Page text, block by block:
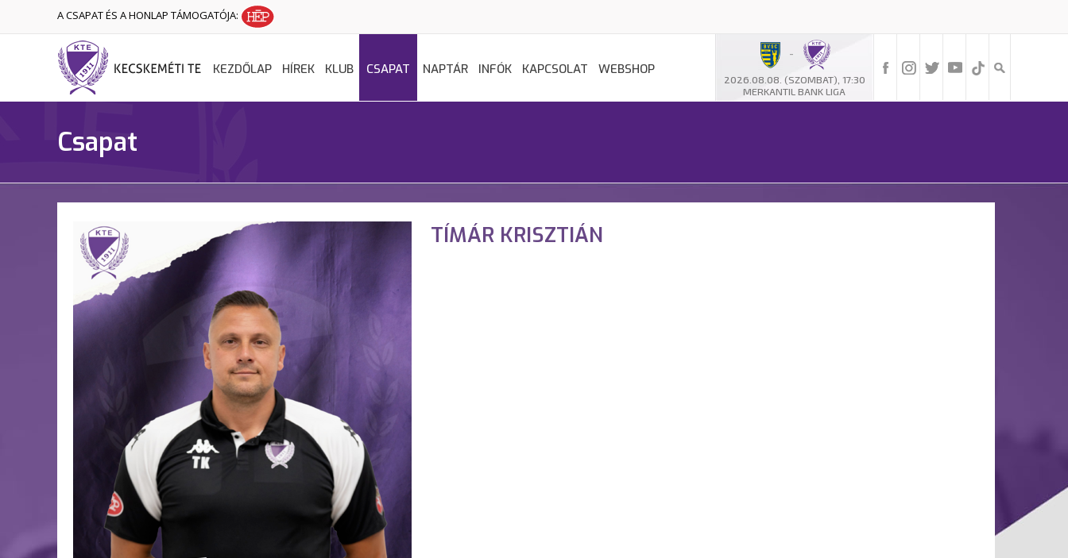
A CSAPAT ÉS A HONLAP TÁMOGATÓJA:
-
2026.08.08. (SZOMBAT), 17:30
MERKANTIL BANK LIGA
KEZDŐLAP HÍREK KLUB CSAPAT NAPTÁR INFÓK KAPCSOLAT WEBSHOP
Csapat
TÍMÁR KRISZTIÁN